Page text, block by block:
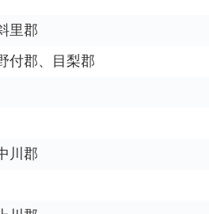
里郡
付郡、目梨郡
川郡